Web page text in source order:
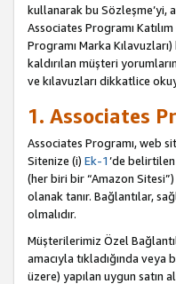
kullanarak bu Sözleşme’yi,
Associates Programı
Programı Marka
kaldırılan müşteri
ve kılavuzları dikkatlice
1. Associates
Associates Programı, web
Sitenize (i) Ek-1’de
(her biri bir “Amazon
olanak tanır. Bağlantılar,
olmalıdır.
Müşterilerimiz Özel
amacıyla tıkladığında
üzere) yapılan uygun satın